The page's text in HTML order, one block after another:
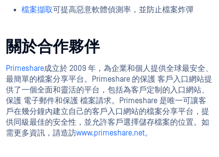
檔案擷取 可提高惡意軟體偵測率，並防止檔案炸彈
關於合作夥伴
Primeshare成立於 2009 年，為企業和個人提供全球最安全、
最簡單的檔案分享平台。Primeshare 的保護 客戶入口網站提
供了一個全面和靈活的平台，包括為客戶定制的入口網站、
保護 電子郵件和保護 檔案請求。Primeshare 是唯一可讓客
戶在幾分鐘內建立自己的客戶入口網站的檔案分享平台，提
供同級最佳的安全性，並允許客戶選擇儲存檔案的位置。如
需更多資訊，請造訪www.primeshare.net。